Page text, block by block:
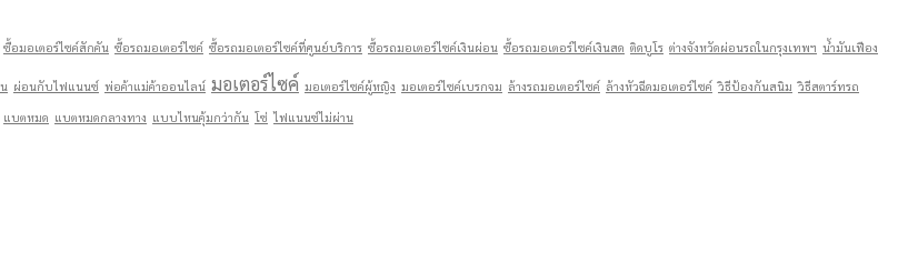
ซื้อมอเตอร์ไซค์สักคัน ซื้อรถมอเตอร์ไซค์ ซื้อรถมอเตอร์ไซค์ที่ศูนย์บริการ ซื้อรถมอเตอร์ไซค์เงินผ่อน ซื้อรถมอเตอร์ไซค์เงินสด ติดบูโร ต่างจังหวัดผ่อนรถในกรุงเทพฯ น้ำมันเฟือง
ผ่อนกับไฟแนนซ์ พ่อค้าแม่ค้าออนไลน์ มอเตอร์ไซค์ มอเตอร์ไซค์ผู้หญิง มอเตอร์ไซค์เบรกจม ล้างรถมอเตอร์ไซค์ ล้างหัวฉีดมอเตอร์ไซค์ วิธีป้องกันสนิม วิธีสตาร์ทรถ
แบตหมด แบตหมดกลางทาง แบบไหนคุ้มกว่ากัน โซ่ ไฟแนนซ์ไม่ผ่าน